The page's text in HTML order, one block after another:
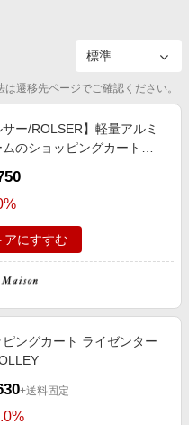
遷移先ページでご確認ください。
サー/ROLSER】軽量アルミ
のショッピングカート
コーティング】
アにすすむ
ピングカート ライゼンター
+送料固定